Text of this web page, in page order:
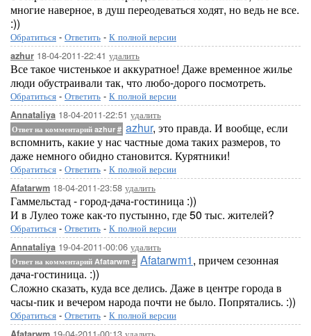
многие наверное, в душ переодеваться ходят, но ведь не все.
:))
Обратиться - Ответить - К полной версии
azhur 18-04-2011-22:41 удалить
Все такое чистенькое и аккуратное! Даже временное жилье
люди обустраивали так, что любо-дорого посмотреть.
Обратиться - Ответить - К полной версии
Annataliya 18-04-2011-22:51 удалить
Ответ на комментарий azhur # azhur, это правда. И вообще, если
вспомнить, какие у нас частные дома таких размеров, то
даже немного обидно становится. Курятники!
Обратиться - Ответить - К полной версии
Afatarwm 18-04-2011-23:58 удалить
Гаммельстад - город-дача-гостиница :))
И в Лулео тоже как-то пустынно, где 50 тыс. жителей?
Обратиться - Ответить - К полной версии
Annataliya 19-04-2011-00:06 удалить
Ответ на комментарий Afatarwm # Afatarwm1, причем сезонная
дача-гостиница. :))
Сложно сказать, куда все делись. Даже в центре города в
часы-пик и вечером народа почти не было. Попрятались. :))
Обратиться - Ответить - К полной версии